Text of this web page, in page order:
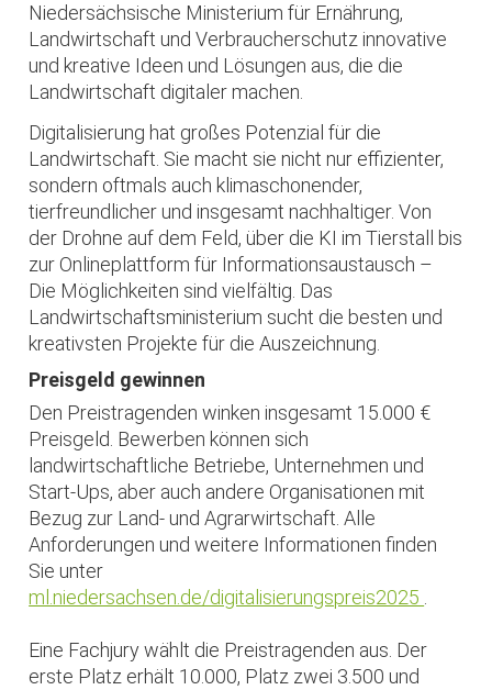
Niedersächsische Ministerium für Ernährung,
Landwirtschaft und Verbraucherschutz innovative
und kreative Ideen und Lösungen aus, die die
Landwirtschaft digitaler machen.
Digitalisierung hat großes Potenzial für die
Landwirtschaft. Sie macht sie nicht nur effizienter,
sondern oftmals auch klimaschonender,
tierfreundlicher und insgesamt nachhaltiger. Von
der Drohne auf dem Feld, über die KI im Tierstall bis
zur Onlineplattform für Informationsaustausch –
Die Möglichkeiten sind vielfältig. Das
Landwirtschaftsministerium sucht die besten und
kreativsten Projekte für die Auszeichnung.
Preisgeld gewinnen
Den Preistragenden winken insgesamt 15.000 €
Preisgeld. Bewerben können sich
landwirtschaftliche Betriebe, Unternehmen und
Start-Ups, aber auch andere Organisationen mit
Bezug zur Land- und Agrarwirtschaft. Alle
Anforderungen und weitere Informationen finden
Sie unter
ml.niedersachsen.de/digitalisierungspreis2025 .
Eine Fachjury wählt die Preistragenden aus. Der
erste Platz erhält 10.000, Platz zwei 3.500 und